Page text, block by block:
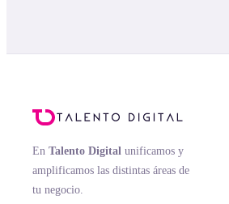
En Talento Digital unificamos y
amplificamos las distintas áreas de
tu negocio.